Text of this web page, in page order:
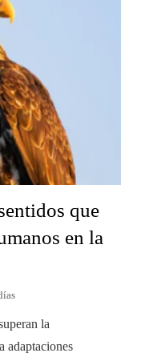
que
en la
la
adaptaciones